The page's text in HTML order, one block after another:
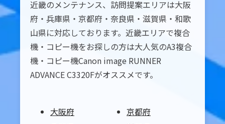
近畿のメンテナンス、訪問提案エリアは大阪
府・兵庫県・京都府・奈良県・滋賀県・和歌
山県に対応しております。近畿エリアで複合
機・コピー機をお探しの方は大人気のA3複合
機・コピー機Canon image RUNNER
ADVANCE C3320Fがオススメです。
大阪府
京都府